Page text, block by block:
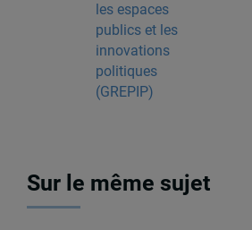
les espaces
publics et les
innovations
politiques
(GREPIP)
Sur le même sujet